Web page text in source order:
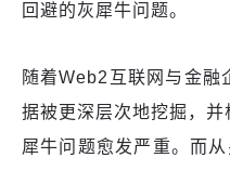
回避的灰犀牛问题。
随着Web2互联网与金融
据被更深层次地挖掘，
犀牛问题愈发严重。而